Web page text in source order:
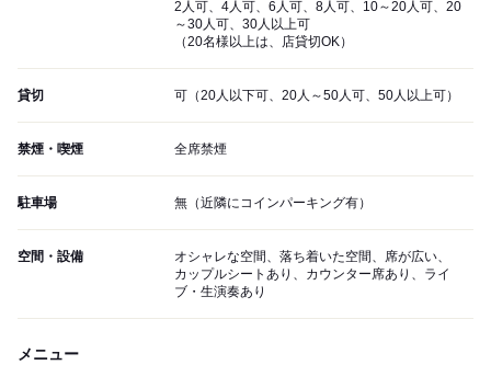
2人可、4人可、6人可、8人可、10～20人可、20
～30人可、30人以上可
（20名様以上は、店貸切OK）
貸切 可（20人以下可、20人～50人可、50人以上可）
禁煙・喫煙 全席禁煙
駐車場 無（近隣にコインパーキング有）
空間・設備
オシャレな空間、落ち着いた空間、席が広い、
カップルシートあり、カウンター席あり、ライ
ブ・生演奏あり
メニュー